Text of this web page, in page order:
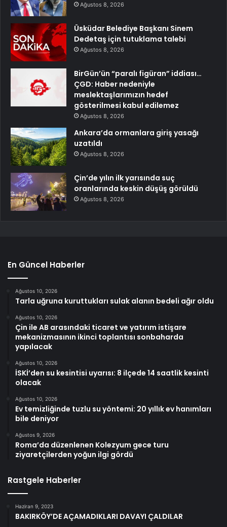
Ağustos 8, 2026
Üsküdar Belediye Başkanı Sinem
Dedetaş için tutuklama talebi
Ağustos 8, 2026
BirGün’ün “paralı figüran” iddiası…
ÇGD: Haber nedeniyle
meslektaşlarımızın hedef
gösterilmesi kabul edilemez
Ağustos 8, 2026
Ankara’da ormanlara giriş yasağı
uzatıldı
Ağustos 8, 2026
Çin’de yılın ilk yarısında suç
oranlarında keskin düşüş görüldü
Ağustos 8, 2026
En Güncel Haberler
Ağustos 10, 2026
Tarla uğruna kuruttukları sulak alanın bedeli ağır oldu
Ağustos 10, 2026
Çin ile AB arasındaki ticaret ve yatırım istişare
mekanizmasının ikinci toplantısı sonbaharda
yapılacak
Ağustos 10, 2026
İSKİ’den su kesintisi uyarısı: 8 ilçede 14 saatlik kesinti
olacak
Ağustos 10, 2026
Ev temizliğinde tuzlu su yöntemi: 20 yıllık ev hanımları
bile deniyor
Ağustos 9, 2026
Roma’da düzenlenen Kolezyum gece turu
ziyaretçilerden yoğun ilgi gördü
Rastgele Haberler
Haziran 9, 2023
BAKIRKÖY’DE AÇAMADIKLARI DAVAYI ÇALDILAR